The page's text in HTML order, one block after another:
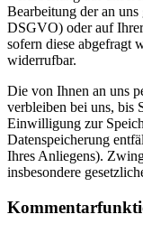
Bearbeitung der an
DSGVO) oder auf
sofern diese abgefragt
widerrufbar.
Die von Ihnen an uns
verbleiben bei uns, bis
Einwilligung zur
Datenspeicherung
Ihres Anliegens).
insbesondere